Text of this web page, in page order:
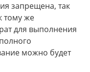
запрещена, так
тому же
для выполнения
можно будет